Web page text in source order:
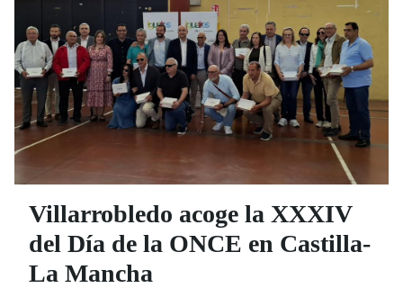
Villarrobledo acoge la XXXIV
del Día de la ONCE en Castilla-
La Mancha